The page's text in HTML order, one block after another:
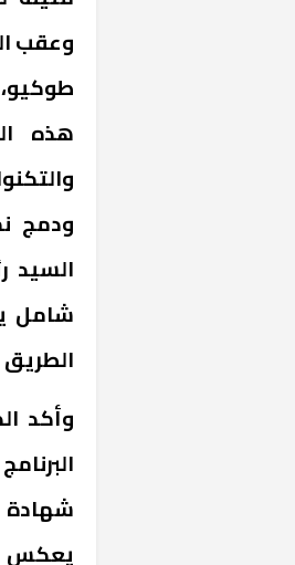
وعقب
هذه
ودمج
السيد
شامل
الطريق
وأكد
يعكس